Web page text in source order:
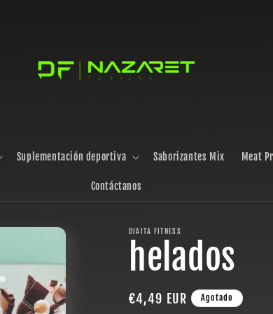
Suplementación deportiva Saborizantes Mix Meat
Contáctanos
DIAITA FITNESS
helados
Precio
€4,49 EUR Agotado